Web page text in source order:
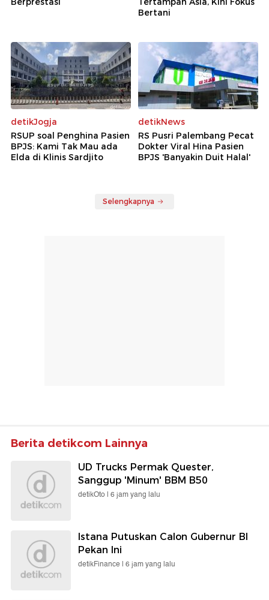
Bertani
detikJogja
RSUP soal Penghina Pasien
BPJS: Kami Tak Mau ada
Elda di Klinis Sardjito
detikNews
RS Pusri Palembang Pecat
Dokter Viral Hina Pasien
BPJS 'Banyakin Duit Halal'
Selengkapnya
Berita detikcom Lainnya
UD Trucks Permak Quester,
Sanggup 'Minum' BBM B50
detikOto | 6 jam yang lalu
Istana Putuskan Calon Gubernur BI
Pekan Ini
detikFinance | 6 jam yang lalu